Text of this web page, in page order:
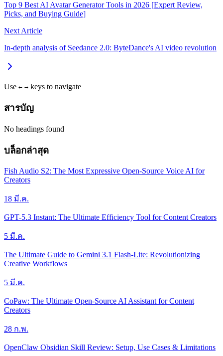
Top 9 Best AI Avatar Generator Tools in 2026 [Expert Review,
Picks, and Buying Guide]
Next Article
In-depth analysis of Seedance 2.0: ByteDance's AI video revolution
Use ← → keys to navigate
สารบัญ
No headings found
บล็อกล่าสุด
Fish Audio S2: The Most Expressive Open-Source Voice AI for
Creators
18 มี.ค.
GPT-5.3 Instant: The Ultimate Efficiency Tool for Content Creators
5 มี.ค.
The Ultimate Guide to Gemini 3.1 Flash-Lite: Revolutionizing
Creative Workflows
5 มี.ค.
CoPaw: The Ultimate Open-Source AI Assistant for Content
Creators
28 ก.พ.
OpenClaw Obsidian Skill Review: Setup, Use Cases & Limitations